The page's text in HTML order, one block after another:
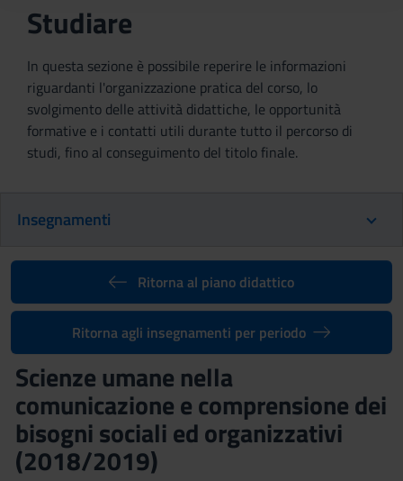
Studiare
In questa sezione è possibile reperire le informazioni
riguardanti l'organizzazione pratica del corso, lo
svolgimento delle attività didattiche, le opportunità
formative e i contatti utili durante tutto il percorso di
studi, fino al conseguimento del titolo finale.
Insegnamenti
Ritorna al piano didattico
Ritorna agli insegnamenti per periodo
Scienze umane nella
comunicazione e comprensione dei
bisogni sociali ed organizzativi
(2018/2019)